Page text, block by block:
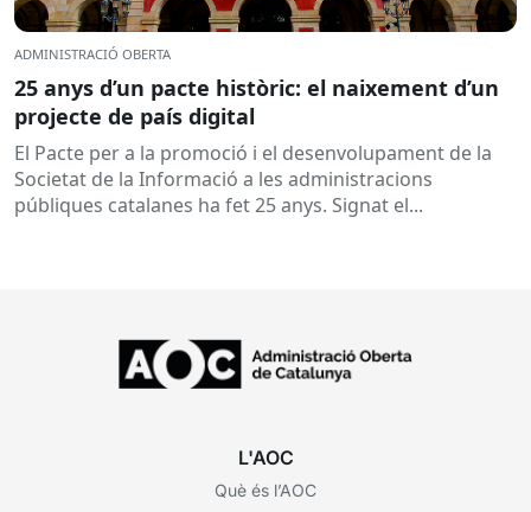
ADMINISTRACIÓ OBERTA
25 anys d’un pacte històric: el naixement d’un
projecte de país digital
El Pacte per a la promoció i el desenvolupament de la
Societat de la Informació a les administracions
públiques catalanes ha fet 25 anys. Signat el...
L'AOC
Què és l’AOC